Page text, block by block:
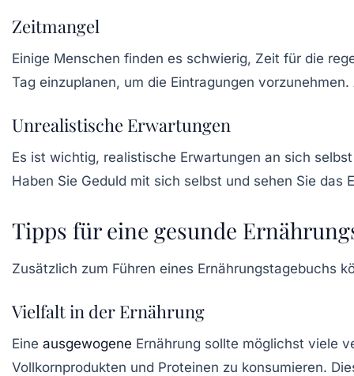
Zeitmangel
Einige Menschen finden es schwierig, Zeit für die
Tag einzuplanen, um die Eintragungen
Unrealistische Erwartungen
Es ist wichtig, realistische Erwartungen an sich
Haben Sie Geduld mit sich selbst und sehen Sie
Tipps für eine gesunde
Zusätzlich zum Führen eines Ernährungstagebuchs
Vielfalt in der Ernährung
Eine ausgewogene Ernährung sollte möglichst viele
Vollkornprodukten und Proteinen zu konsumieren.